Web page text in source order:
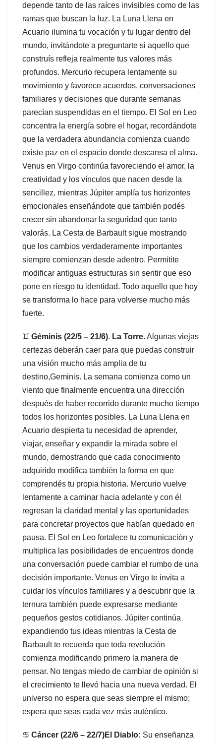
depende tanto de las raíces invisibles como de las
ramas que buscan la luz. La Luna Llena en
Acuario ilumina tu vocación y tu lugar dentro del
mundo, invitándote a preguntarte si aquello que
construís refleja realmente tus valores más
profundos. Mercurio recupera lentamente su
movimiento y favorece acuerdos, conversaciones
familiares y decisiones que durante semanas
parecían suspendidas en el tiempo. El Sol en Leo
concentra la energía sobre el hogar, recordándote
que la verdadera abundancia comienza cuando
existe paz en el espacio donde descansa el alma.
Venus en Virgo continúa favoreciendo el amor, la
creatividad y los vínculos que nacen desde la
sencillez, mientras Júpiter amplía tus horizontes
emocionales enseñándote que también podés
crecer sin abandonar la seguridad que tanto
valorás. La Cesta de Barbault sigue mostrando
que los cambios verdaderamente importantes
siempre comienzan desde adentro. Permitite
modificar antiguas estructuras sin sentir que eso
pone en riesgo tu identidad. Todo aquello que hoy
se transforma lo hace para volverse mucho más
fuerte.
♊ Géminis (22/5 – 21/6). La Torre.Algunas viejas
certezas deberán caer para que puedas construir
una visión mucho más amplia de tu
destino,Geminis. La semana comienza como un
viento que finalmente encuentra una dirección
después de haber recorrido durante mucho tiempo
todos los horizontes posibles. La Luna Llena en
Acuario despierta tu necesidad de aprender,
viajar, enseñar y expandir la mirada sobre el
mundo, demostrando que cada conocimiento
adquirido modifica también la forma en que
comprendés tu propia historia. Mercurio vuelve
lentamente a caminar hacia adelante y con él
regresan la claridad mental y las oportunidades
para concretar proyectos que habían quedado en
pausa. El Sol en Leo fortalece tu comunicación y
multiplica las posibilidades de encuentros donde
una conversación puede cambiar el rumbo de una
decisión importante. Venus en Virgo te invita a
cuidar los vínculos familiares y a descubrir que la
ternura también puede expresarse mediante
pequeños gestos cotidianos. Júpiter continúa
expandiendo tus ideas mientras la Cesta de
Barbault te recuerda que toda revolución
comienza modificando primero la manera de
pensar. No tengas miedo de cambiar de opinión si
el crecimiento te llevó hacia una nueva verdad. El
universo no espera que seas siempre el mismo;
espera que seas cada vez más auténtico.
♋ Cáncer (22/6 – 22/7)El Diablo: Su enseñanza